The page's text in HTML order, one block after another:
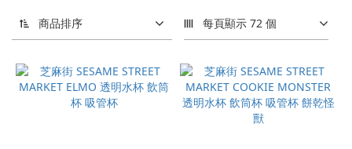
商品排序 每頁顯示 72 個